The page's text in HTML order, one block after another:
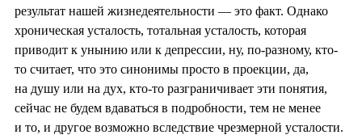
результат нашей жизнедеятельности — это факт. Однако
хроническая усталость, тотальная усталость, которая
приводит к унынию или к депрессии, ну, по-разному, кто-
то считает, что это синонимы просто в проекции, да,
на душу или на дух, кто-то разграничивает эти понятия,
сейчас не будем вдаваться в подробности, тем не менее
и то, и другое возможно вследствие чрезмерной усталости.